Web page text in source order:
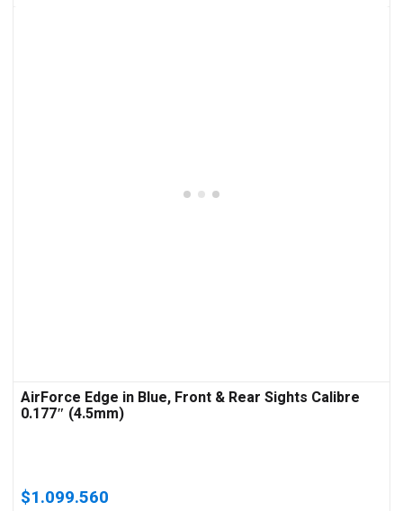
AirForce Edge in Blue, Front & Rear Sights Calibre
0.177″ (4.5mm)
$1.099.560